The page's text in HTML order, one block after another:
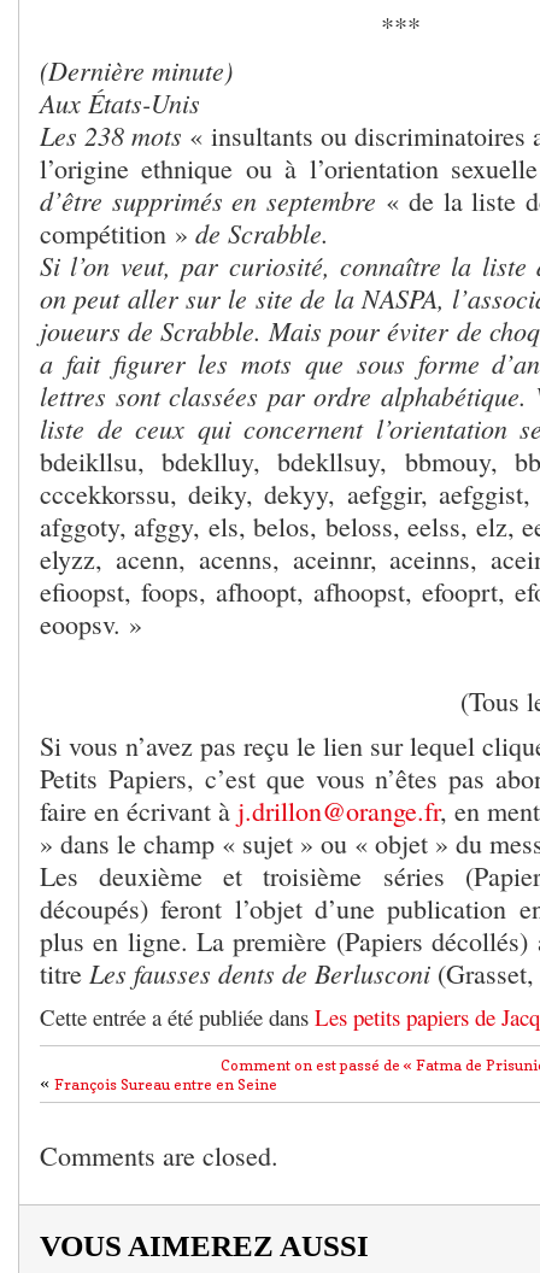
***
(Dernière minute)
Aux États-Unis
Les 238 mots « insultants ou discriminatoires
l’origine ethnique ou à l’orientation
d’être supprimés en septembre « de la liste
compétition » de Scrabble.
Si l’on veut, par curiosité, connaître la liste
on peut aller sur le site de la NASPA,
joueurs de Scrabble. Mais pour éviter de
a fait figurer les mots que sous forme
lettres sont classées par ordre
liste de ceux qui concernent l’orientation
bdeikllsu, bdeklluy, bdekllsuy, bbmouy,
cccekkorssu, deiky, dekyy, aefggir,
afggoty, afggy, els, belos, beloss, eelss, elz,
elyzz, acenn, acenns, aceinnr, aceinns,
efioopst, foops, afhoopt, afhoopst, efooprt,
eoopsv. »
(Tous
Si vous n’avez pas reçu le lien sur lequel
Petits Papiers, c’est que vous n’êtes pas
faire en écrivant à j.drillon@orange.fr, en
» dans le champ « sujet » ou « objet » du
Les deuxième et troisième séries
découpés) feront l’objet d’une publication
plus en ligne. La première (Papiers
titre Les fausses dents de Berlusconi
Cette entrée a été publiée dans Les petits papiers de
Comment on est passé de « Fatma de
« François Sureau entre en Seine
Comments are closed.
VOUS AIMEREZ AUSSI